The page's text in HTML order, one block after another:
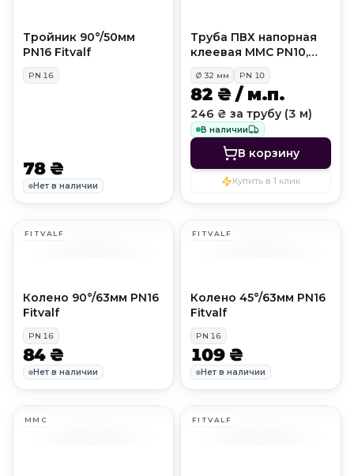
Тройник 90°/50мм
PN16 Fitvalf
PN 16
78 ₴
Нет в наличии
Труба ПВХ напорная
клеевая MMC PN10,
D32 мм
Ø 32 мм PN 10
82 ₴ / м.п.
246 ₴ за трубу (3 м)
В наличии
В корзину
Купить в 1 клик
FITVALF
Колено 90°/63мм PN16
Fitvalf
PN 16
84 ₴
Нет в наличии
FITVALF
Колено 45°/63мм PN16
Fitvalf
PN 16
109 ₴
Нет в наличии
MMC FITVALF